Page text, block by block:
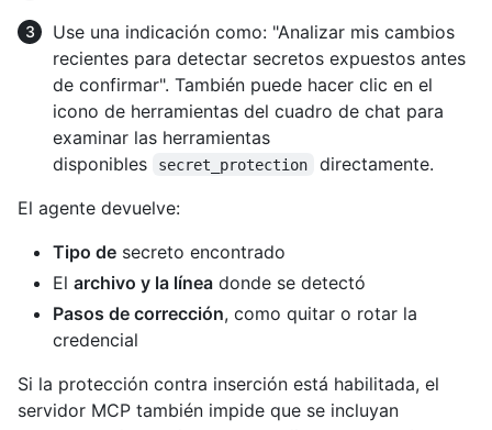
Use una indicación como: "Analizar mis cambios
recientes para detectar secretos expuestos antes
de confirmar". También puede hacer clic en el
icono de herramientas del cuadro de chat para
examinar las herramientas
disponibles
secret_protection
directamente.
El agente devuelve:
Tipo de secreto encontrado
El archivo y la línea donde se detectó
Pasos de corrección, como quitar o rotar la
credencial
Si la protección contra inserción está habilitada, el
servidor MCP también impide que se incluyan